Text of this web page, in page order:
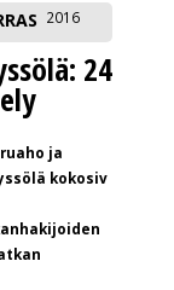
2016
24
ja
kokosiv